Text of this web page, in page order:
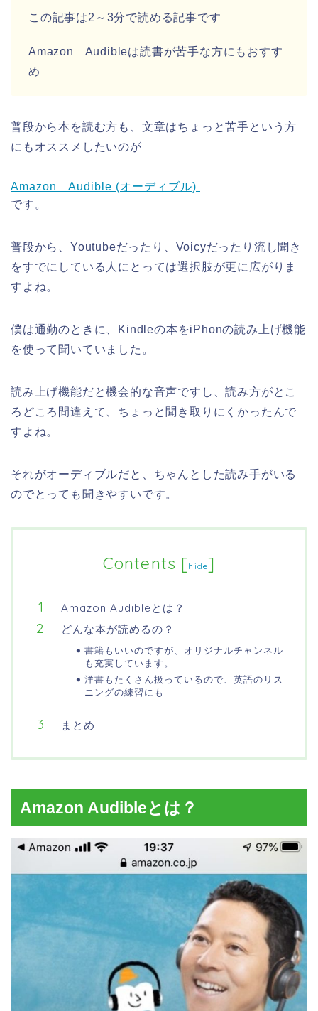
この記事は2～3分で読める記事です
Amazon Audibleは読書が苦手な方にもおすす
め
普段から本を読む方も、文章はちょっと苦手という方
にもオススメしたいのが
Amazon Audible (オーディブル)
です。
普段から、Youtubeだったり、Voicyだったり流し聞き
をすでにしている人にとっては選択肢が更に広がりま
すよね。
僕は通勤のときに、Kindleの本をiPhonの読み上げ機能
を使って聞いていました。
読み上げ機能だと機会的な音声ですし、読み方がとこ
ろどころ間違えて、ちょっと聞き取りにくかったんで
すよね。
それがオーディブルだと、ちゃんとした読み手がいる
のでとっても聞きやすいです。
Contents [hide]
Amazon Audibleとは？
どんな本が読めるの？
書籍もいいのですが、オリジナルチャンネル
も充実しています。
洋書もたくさん扱っているので、英語のリス
ニングの練習にも
まとめ
Amazon Audibleとは？